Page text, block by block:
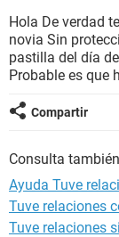
BIENESTAR
SEXUALIDAD
GLOSARIO
Hola De verdad
novia Sin
pastilla del día
Probable es que
Compartir
Consulta
Ayuda Tuve
Tuve relaciones
Tuve relaciones